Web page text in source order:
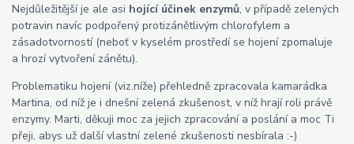
Nejdůležitější je ale asi hojící účinek enzymů, v případě zelených
potravin navíc podpořený protizánětlivým chlorofylem a
zásadotvorností (neboť v kyselém prostředí se hojení zpomaluje
a hrozí vytvoření zánětu).
Problematiku hojení (viz.níže) přehledně zpracovala kamarádka
Martina, od níž je i dnešní zelená zkušenost, v níž hrají roli právě
enzymy. Marti, děkuji moc za jejich zpracování a poslání a moc Ti
přeji, abys už další vlastní zelené zkušenosti nesbírala :-)